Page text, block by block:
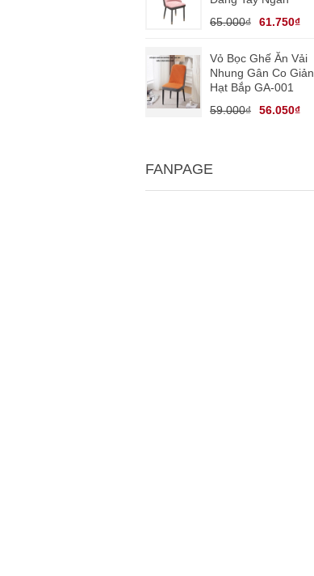
65.000₫
61.750₫
Vỏ Bọc Ghế Ăn Vải
Nhung Gân Co Giản
Hạt Bắp GA-001
59.000₫
56.050₫
FANPAGE